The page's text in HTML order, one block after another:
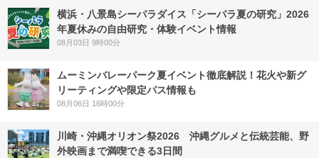
横浜・八景島シーパラダイス「シーパラ夏の研究」2026
年夏休みの自由研究・体験イベント情報
08月03日 9時00分
ムーミンバレーパーク夏イベント徹底解説！花火や新グ
リーティングや限定パス情報も
08月06日 16時00分
川崎・沖縄オリオン祭2026 沖縄グルメと伝統芸能、野
外映画まで満喫できる3日間